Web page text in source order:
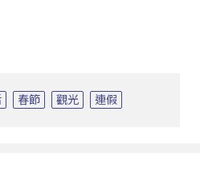
春節 觀光 連假